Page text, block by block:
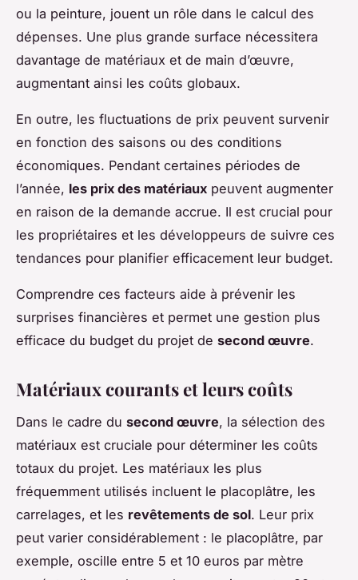
ou la peinture, jouent un rôle dans le calcul des
dépenses. Une plus grande surface nécessitera
davantage de matériaux et de main d’œuvre,
augmentant ainsi les coûts globaux.
En outre, les fluctuations de prix peuvent survenir
en fonction des saisons ou des conditions
économiques. Pendant certaines périodes de
l’année, les prix des matériaux peuvent augmenter
en raison de la demande accrue. Il est crucial pour
les propriétaires et les développeurs de suivre ces
tendances pour planifier efficacement leur budget.
Comprendre ces facteurs aide à prévenir les
surprises financières et permet une gestion plus
efficace du budget du projet de second œuvre.
Matériaux courants et leurs coûts
Dans le cadre du second œuvre, la sélection des
matériaux est cruciale pour déterminer les coûts
totaux du projet. Les matériaux les plus
fréquemment utilisés incluent le placoplâtre, les
carrelages, et les revêtements de sol. Leur prix
peut varier considérablement : le placoplâtre, par
exemple, oscille entre 5 et 10 euros par mètre